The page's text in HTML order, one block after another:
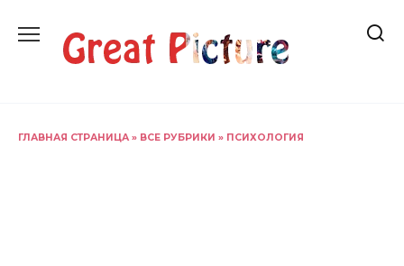
содержанию
ГЛАВНАЯ СТРАНИЦА » ВСЕ РУБРИКИ » ПСИХОЛОГИЯ